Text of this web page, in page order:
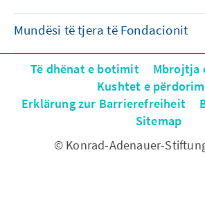
Mundësi të tjera të Fondacionit
Të dhënat e botimit
Mbrojtja
Kushtet e
Erklärung zur Barrierefreiheit
Sitemap
© Konrad-Adenauer-